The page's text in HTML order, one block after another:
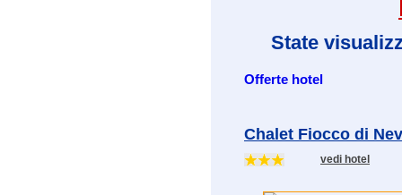
State
Offerte hotel
Chalet Fiocco di
vedi hotel